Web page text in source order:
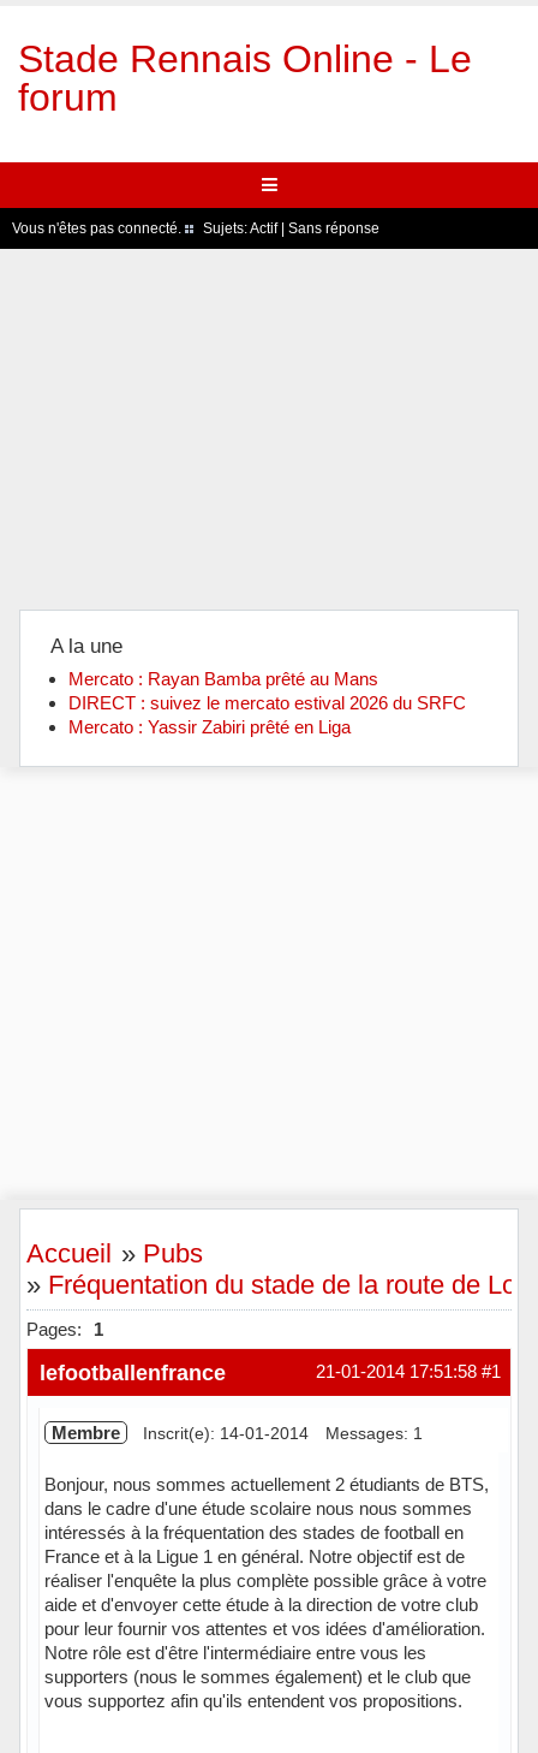
Stade Rennais Online - Le
forum
Vous n'êtes pas connecté. Sujets:Actif| Sans réponse
A la une
Mercato : Rayan Bamba prêté au Mans
DIRECT : suivez le mercato estival 2026 du SRFC
Mercato : Yassir Zabiri prêté en Liga
Accueil » Pubs
» Fréquentation du stade de la route de
Pages: 1
#1
21-01-2014 17:51:58
lefootballenfrance
Membre Inscrit(e): 14-01-2014 Messages: 1
Bonjour, nous sommes actuellement 2 étudiants de BTS,
dans le cadre d'une étude scolaire nous nous sommes
intéressés à la fréquentation des stades de football en
France et à la Ligue 1 en général. Notre objectif est de
réaliser l'enquête la plus complète possible grâce à votre
aide et d'envoyer cette étude à la direction de votre club
pour leur fournir vos attentes et vos idées d'amélioration.
Notre rôle est d'être l'intermédiaire entre vous les
supporters (nous le sommes également) et le club que
vous supportez afin qu'ils entendent vos propositions.